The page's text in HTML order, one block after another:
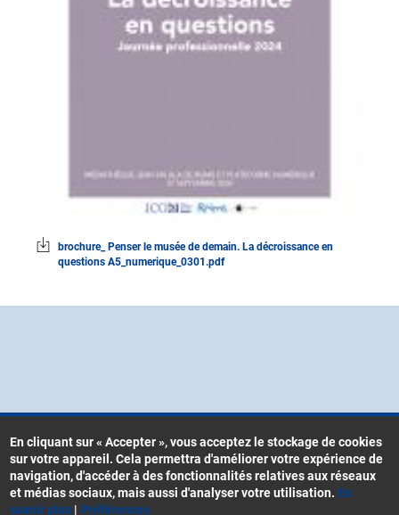
brochure_ Penser le musée de demain. La décroissance en
questions A5_numerique_0301.pdf
Menu
Pied
Contacts
CGU
En cliquant sur « Accepter », vous acceptez le stockage de cookies
sur votre appareil. Cela permettra d'améliorer votre expérience de
navigation, d'accéder à des fonctionnalités relatives aux réseaux
et médias sociaux, mais aussi d'analyser votre utilisation. En
savoir plus | Préférences